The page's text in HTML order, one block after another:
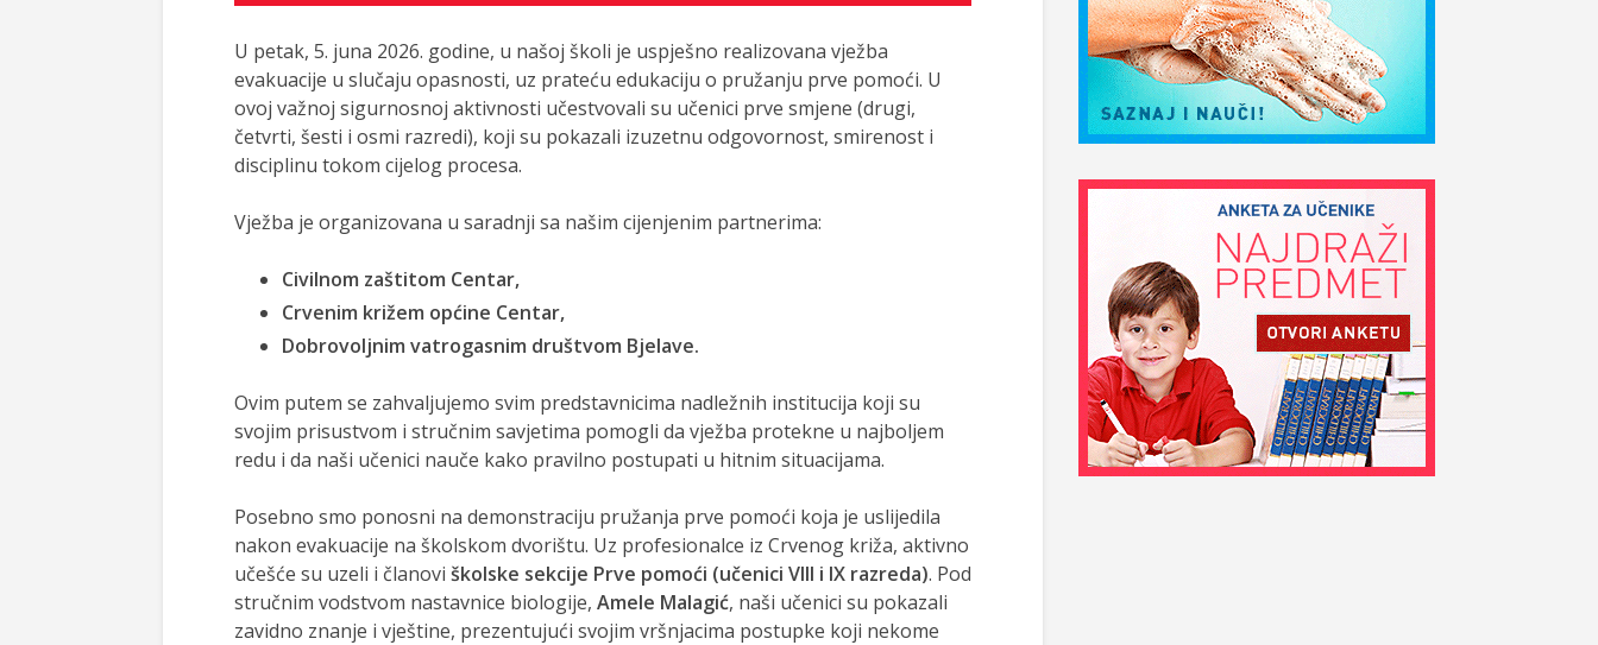
U petak, 5. juna 2026. godine, u našoj školi je uspješno realizovana vježba
evakuacije u slučaju opasnosti, uz prateću edukaciju o pružanju prve pomoći. U
ovoj važnoj sigurnosnoj aktivnosti učestvovali su učenici prve smjene (drugi,
četvrti, šesti i osmi razredi), koji su pokazali izuzetnu odgovornost, smirenost i
disciplinu tokom cijelog procesa.
Vježba je organizovana u saradnji sa našim cijenjenim partnerima:
Civilnom zaštitom Centar,
Crvenim križem općine Centar,
Dobrovoljnim vatrogasnim društvom Bjelave.
Ovim putem se zahvaljujemo svim predstavnicima nadležnih institucija koji su
svojim prisustvom i stručnim savjetima pomogli da vježba protekne u najboljem
redu i da naši učenici nauče kako pravilno postupati u hitnim situacijama.
Posebno smo ponosni na demonstraciju pružanja prve pomoći koja je uslijedila
nakon evakuacije na školskom dvorištu. Uz profesionalce iz Crvenog križa, aktivno
učešće su uzeli i članovi školske sekcije Prve pomoći (učenici VIII i IX razreda). Pod
stručnim vodstvom nastavnice biologije, Amele Malagić, naši učenici su pokazali
zavidno znanje i vještine, prezentujući svojim vršnjacima postupke koji nekome